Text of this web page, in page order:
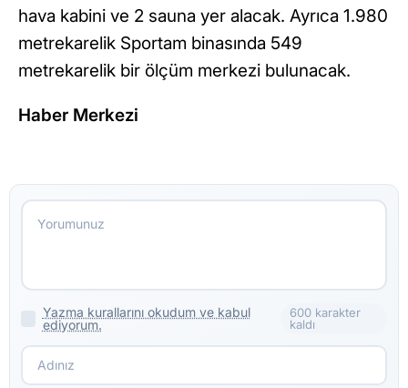
hava kabini ve 2 sauna yer alacak. Ayrıca 1.980
metrekarelik Sportam binasında 549
metrekarelik bir ölçüm merkezi bulunacak.
Haber Merkezi
Yazma kurallarını okudum ve kabul
ediyorum.
600 karakter
kaldı